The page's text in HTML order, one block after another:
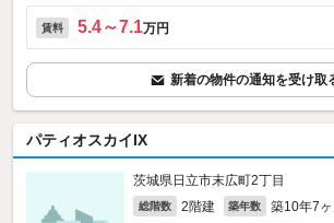
賃料 5.4～7.1万円
新着の物件の通知を受け取
パティオスカイIX
茨城県日立市末広町2丁目
総階数 2階建 築年数 築10年7ヶ